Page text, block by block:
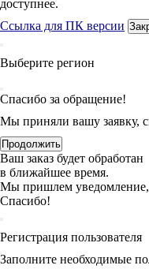
доступнее.
Ссылка для ПК версии
Выберите регион
Спасибо за обращение!
Мы приняли вашу заявку,
Продолжить
Ваш заказ будет обработан
в ближайшее время.
Мы пришлем уведомление,
Спасибо!
Регистрация пользователя
Заполните необходимые